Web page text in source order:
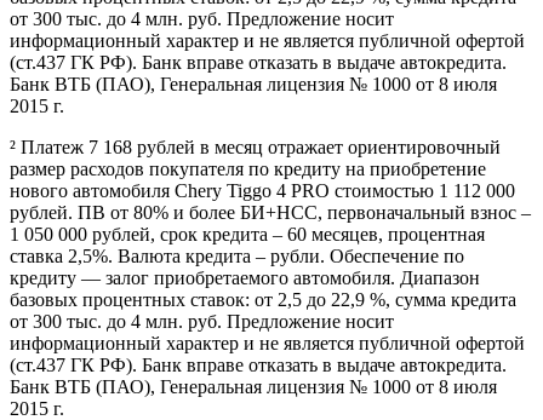
от 300 тыс. до 4 млн. руб. Предложение носит
информационный характер и не является публичной офертой
(ст.437 ГК РФ). Банк вправе отказать в выдаче автокредита.
Банк ВТБ (ПАО), Генеральная лицензия № 1000 от 8 июля
2015 г.
² Платеж 7 168 рублей в месяц отражает ориентировочный
размер расходов покупателя по кредиту на приобретение
нового автомобиля Chery Tiggo 4 PRO стоимостью 1 112 000
рублей. ПВ от 80% и более БИ+НСС, первоначальный взнос –
1 050 000 рублей, срок кредита – 60 месяцев, процентная
ставка 2,5%. Валюта кредита – рубли. Обеспечение по
кредиту — залог приобретаемого автомобиля. Диапазон
базовых процентных ставок: от 2,5 до 22,9 %, сумма кредита
от 300 тыс. до 4 млн. руб. Предложение носит
информационный характер и не является публичной офертой
(ст.437 ГК РФ). Банк вправе отказать в выдаче автокредита.
Банк ВТБ (ПАО), Генеральная лицензия № 1000 от 8 июля
2015 г.